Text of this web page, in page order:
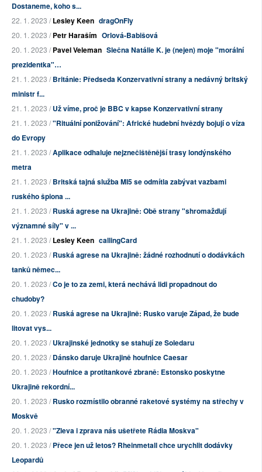
Dostaneme, koho s...
22. 1. 2023 /Lesley Keen dragOnFly
20. 1. 2023 /Petr Haraším Orlová-Babišová
20. 1. 2023 /Pavel Veleman Slečna Natálie K. je (nejen) moje "morální
prezidentka"…
21. 1. 2023 /Británie: Předseda Konzervativní strany a nedávný britský
ministr f...
21. 1. 2023 /Už víme, proč je BBC v kapse Konzervativní strany
21. 1. 2023 /"Rituální ponižování": Africké hudební hvězdy bojují o víza
do Evropy
21. 1. 2023 /Aplikace odhaluje nejznečištěnější trasy londýnského
metra
21. 1. 2023 /Britská tajná služba MI5 se odmítla zabývat vazbami
ruského špiona ...
21. 1. 2023 /Ruská agrese na Ukrajině: Obě strany "shromažďují
významné síly" v ...
21. 1. 2023 /Lesley Keen callingCard
20. 1. 2023 /Ruská agrese na Ukrajině: žádné rozhodnutí o dodávkách
tanků němec...
20. 1. 2023 /Co je to za zemi, která nechává lidi propadnout do
chudoby?
20. 1. 2023 /Ruská agrese na Ukrajině: Rusko varuje Západ, že bude
litovat vys...
20. 1. 2023 /Ukrajinské jednotky se stahují ze Soledaru
20. 1. 2023 /Dánsko daruje Ukrajině houfnice Caesar
20. 1. 2023 /Houfnice a protitankové zbraně: Estonsko poskytne
Ukrajině rekordní...
20. 1. 2023 /Rusko rozmístilo obranné raketové systémy na střechy v
Moskvě
20. 1. 2023 /"Zleva i zprava nás ušetřete Rádia Moskva"
20. 1. 2023 /Přece jen už letos? Rheinmetall chce urychlit dodávky
Leopardů